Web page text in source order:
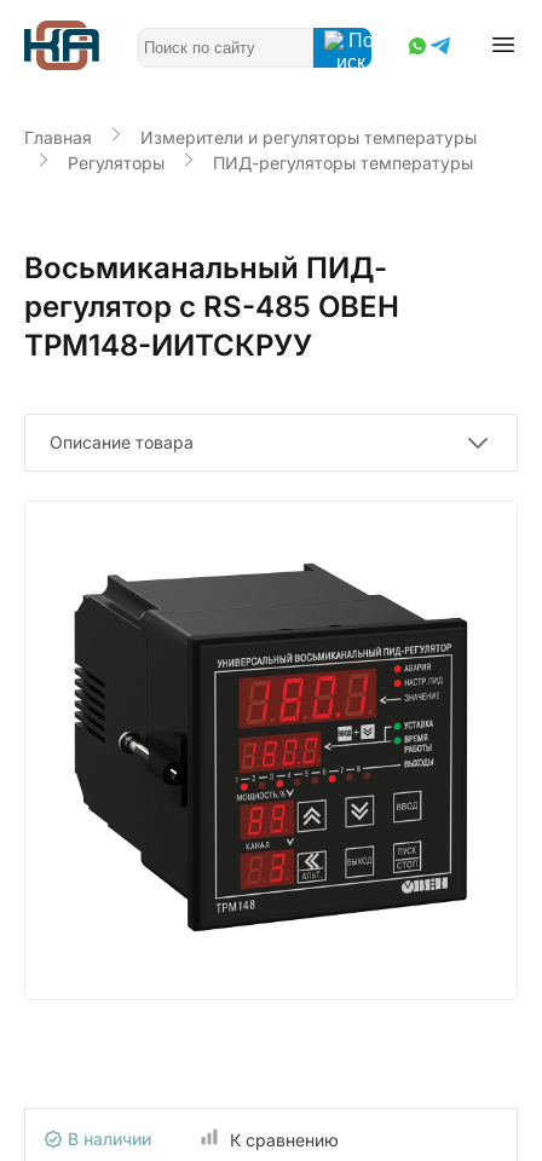
Главная
Измерители и регуляторы температуры
Регуляторы
ПИД-регуляторы температуры
Восьмиканальный ПИД-
регулятор с RS-485 ОВЕН
ТРМ148-ИИТСКРУУ
Описание товара
В наличии К сравнению